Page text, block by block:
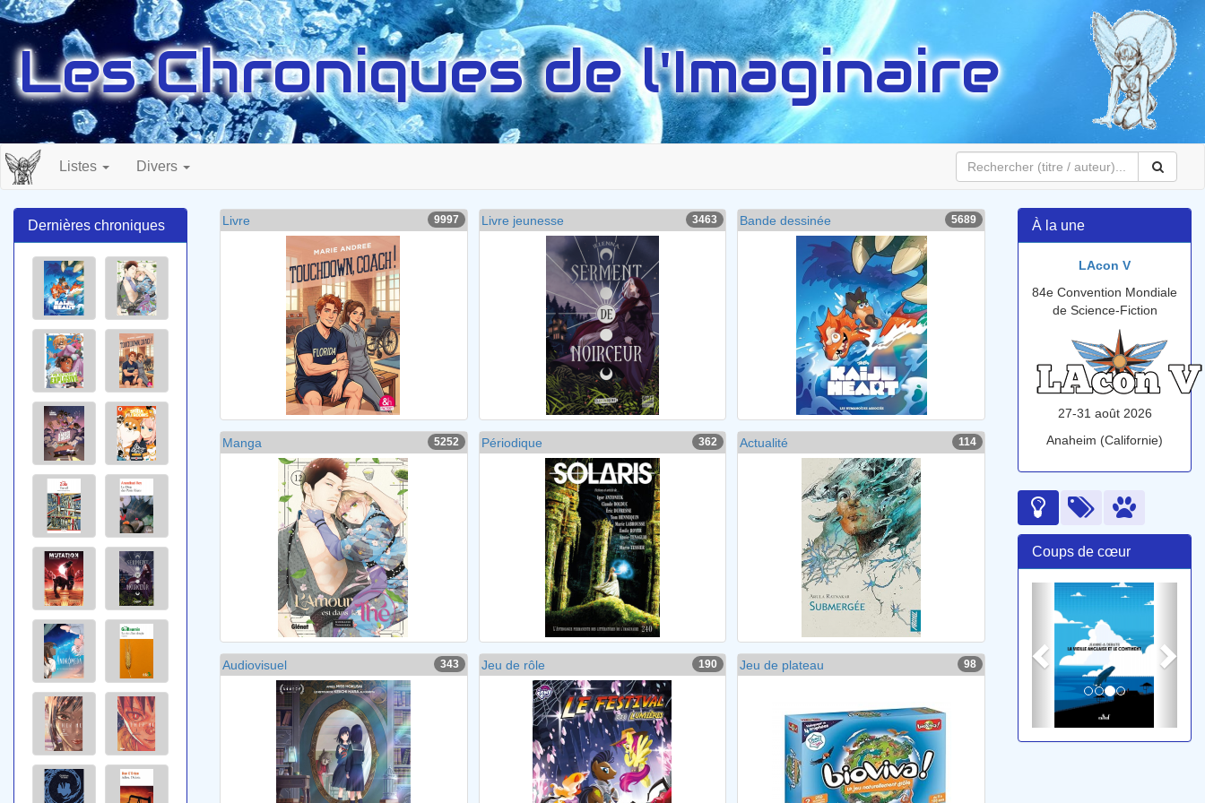
Les Chroniques de l'Imaginaire
Listes Divers
Dernières chroniques Livre 9997 Livre jeunesse 3463 Bande dessinée 5689
Manga 5252 Périodique 362 Actualité 114
Audiovisuel 343 Jeu de rôle 190 Jeu de plateau 98
À la une
LAcon V
84e Convention Mondiale
de Science-Fiction
27-31 août 2026
Anaheim (Californie)
Coups de cœur